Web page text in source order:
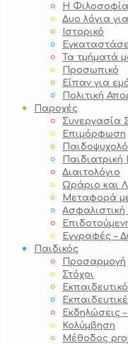
Η
Δυο λόγια
Ιστορικό
Τα τμήματά
Προσωπικό
Είπαν για
Πολιτική
Παροχές
Συνεργασία
Επιμόρφωση
Διαιτολόγιο
Ωράριο και
Μεταφορά
Εγγραφές –
Παιδικός
Προσαρμογή
Στόχοι
Εκδηλώσεις –
Κολύμβηση
Μέθοδος